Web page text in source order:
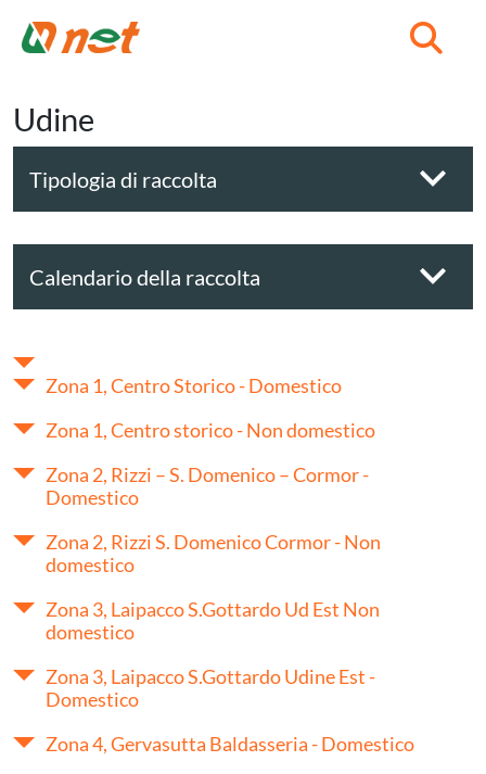
Udine
Tipologia di raccolta
Calendario della raccolta
Zona 1, Centro Storico - Domestico
Zona 1, Centro storico - Non domestico
Zona 2, Rizzi – S. Domenico – Cormor -
Domestico
Zona 2, Rizzi S. Domenico Cormor - Non
domestico
Zona 3, Laipacco S.Gottardo Ud Est Non
domestico
Zona 3, Laipacco S.Gottardo Udine Est -
Domestico
Zona 4, Gervasutta Baldasseria - Domestico